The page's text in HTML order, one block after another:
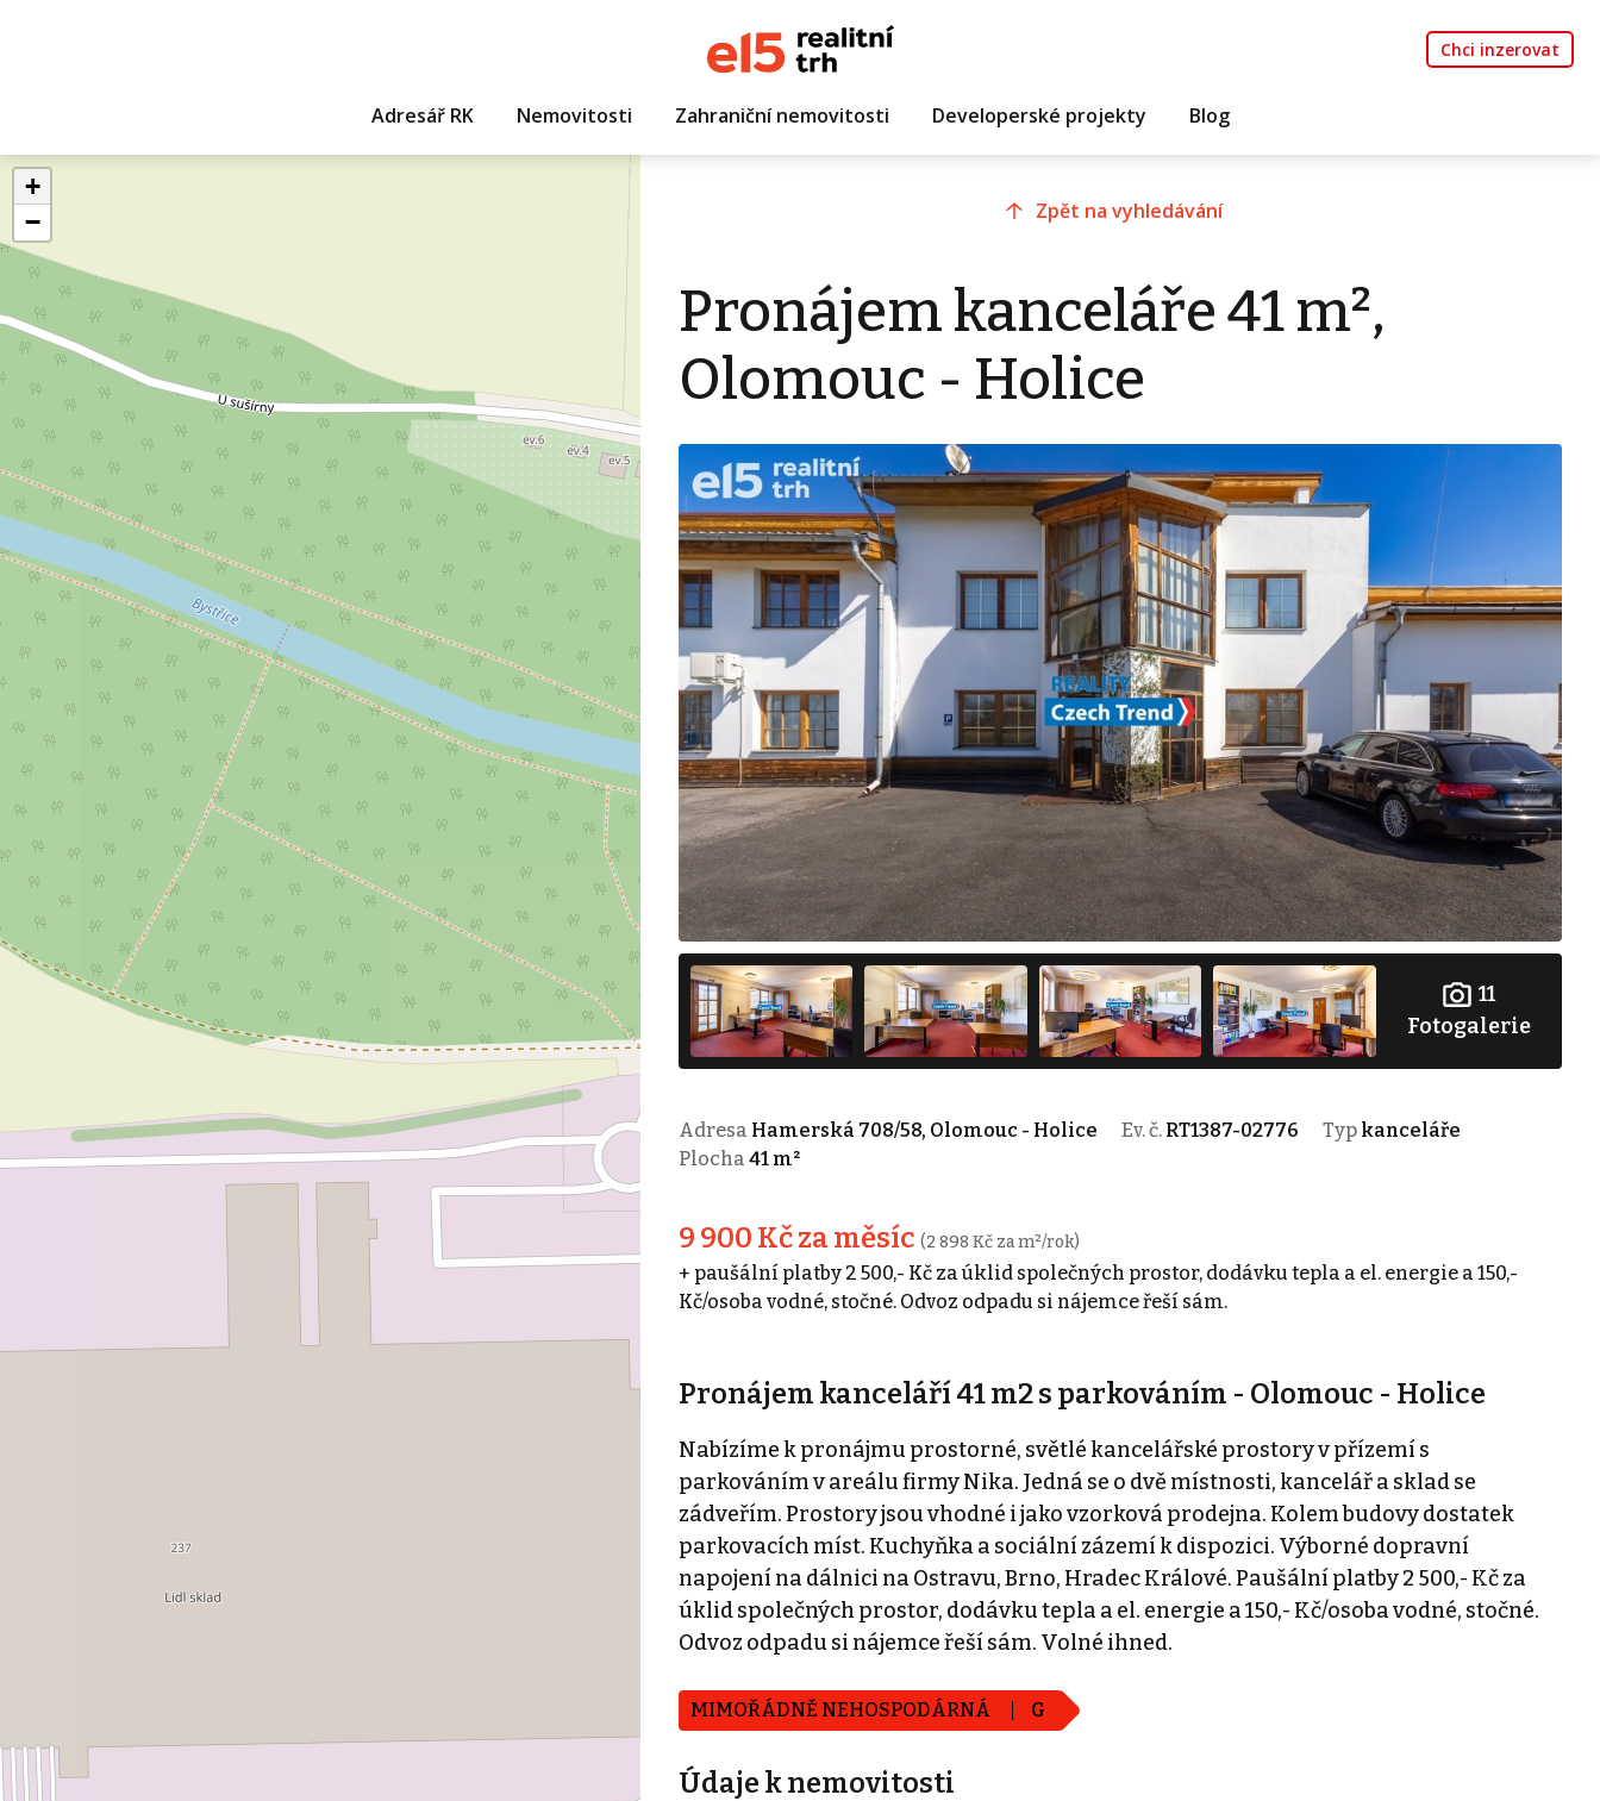
Chci inzerovat
Adresář RK Nemovitosti Zahraniční nemovitosti Developerské projekty Blog
+
−
Zpět na vyhledávání
Pronájem kanceláře 41 m²,
Olomouc - Holice
11
Fotogalerie
Adresa Hamerská 708/58, Olomouc - Holice Ev. č. RT1387-02776 Typ kanceláře
Plocha 41 m²
9 900 Kč za měsíc (2 898 Kč za m²/rok)
+ paušální platby 2 500,- Kč za úklid společných prostor, dodávku tepla a el. energie a 150,-
Kč/osoba vodné, stočné. Odvoz odpadu si nájemce řeší sám.
Pronájem kanceláří 41 m2 s parkováním - Olomouc - Holice
Nabízíme k pronájmu prostorné, světlé kancelářské prostory v přízemí s
parkováním v areálu firmy Nika. Jedná se o dvě místnosti, kancelář a sklad se
zádveřím. Prostory jsou vhodné i jako vzorková prodejna. Kolem budovy dostatek
parkovacích míst. Kuchyňka a sociální zázemí k dispozici. Výborné dopravní
napojení na dálnici na Ostravu, Brno, Hradec Králové. Paušální platby 2 500,- Kč za
úklid společných prostor, dodávku tepla a el. energie a 150,- Kč/osoba vodné, stočné.
Odvoz odpadu si nájemce řeší sám. Volné ihned.
MIMOŘÁDNĚ NEHOSPODÁRNÁ G
Údaje k nemovitosti